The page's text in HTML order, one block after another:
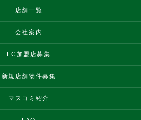
店舗一覧
会社案内
FC加盟店募集
新規店舗物件募集
マスコミ紹介